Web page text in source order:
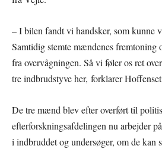
– I bilen fandt vi handsker, som kunne
Samtidig stemte mændenes fremtoning
fra overvågningen. Så vi føler os ret
tre indbrudstyve her, forklarer
De tre mænd blev efter overført til
efterforskningsafdelingen nu arbejder
i indbruddet og undersøger, om de kan